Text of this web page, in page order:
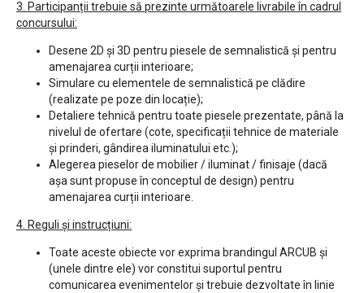
3. Participanții trebuie să prezinte următoarele livrabile în cadrul
concursului:
Desene 2D și 3D pentru piesele de semnalistică și pentru
amenajarea curții interioare;
Simulare cu elementele de semnalistică pe clădire
(realizate pe poze din locație);
Detaliere tehnică pentru toate piesele prezentate, până la
nivelul de ofertare (cote, specificații tehnice de materiale
și prinderi, gândirea iluminatului etc.);
Alegerea pieselor de mobilier / iluminat / finisaje (dacă
așa sunt propuse în conceptul de design) pentru
amenajarea curții interioare.
4. Reguli și instrucțiuni:
Toate aceste obiecte vor exprima brandingul ARCUB și
(unele dintre ele) vor constitui suportul pentru
comunicarea evenimentelor și trebuie dezvoltate în linie